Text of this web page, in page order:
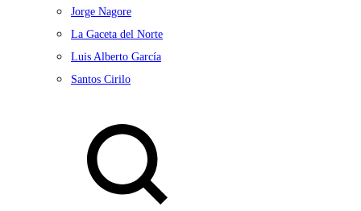
Jorge Nagore
La Gaceta del Norte
Luis Alberto García
Santos Cirilo